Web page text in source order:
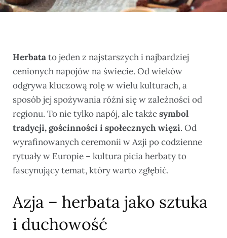
Herbatato jeden z najstarszych i najbardziej
cenionych napojów na świecie. Od wieków
odgrywa kluczową rolę w wielu kulturach, a
sposób jej spożywania różni się w zależności od
regionu. To nie tylko napój, ale takżesymbol
tradycji, gościnności i społecznych więzi. Od
wyrafinowanych ceremonii w Azji po codzienne
rytuały w Europie – kultura picia herbaty to
fascynujący temat, który warto zgłębić.
Azja – herbata jako sztuka
i duchowość